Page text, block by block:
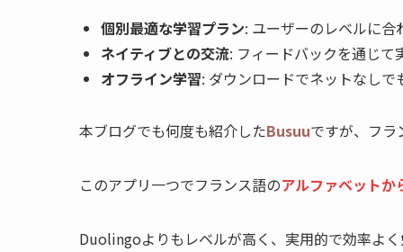
個別最適な学習プラン: ユーザーのレベルに
ネイティブとの交流: フィードバックを通じ
オフライン学習: ダウンロードでネットなしで
本ブログでも何度も紹介したBusuuですが、フ
このアプリ一つでフランス語のアルファベットか
Duolingoよりもレベルが高く、実用的で効率よ